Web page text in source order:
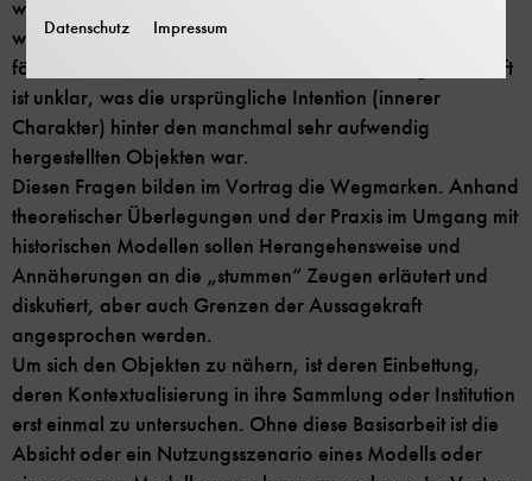
waren, was mit ihnen untersucht oder an ihnen gezeigt
werden sollte, drängt sich bei intensiver Beschäftigung
förmlich auf. Doch wer kann darüber Auskunft geben? Oft
ist unklar, was die ursprüngliche Intention (innerer
Charakter) hinter den manchmal sehr aufwendig
hergestellten Objekten war.
Diesen Fragen bilden im Vortrag die Wegmarken. Anhand
theoretischer Überlegungen und der Praxis im Umgang mit
historischen Modellen sollen Herangehensweise und
Annäherungen an die „stummen“ Zeugen erläutert und
diskutiert, aber auch Grenzen der Aussagekraft
angesprochen werden.
Um sich den Objekten zu nähern, ist deren Einbettung,
deren Kontextualisierung in ihre Sammlung oder Institution
erst einmal zu untersuchen. Ohne diese Basisarbeit ist die
Absicht oder ein Nutzungsszenario eines Modells oder
Datenschutz Impressum